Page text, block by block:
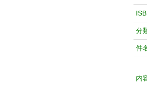
分
件
内